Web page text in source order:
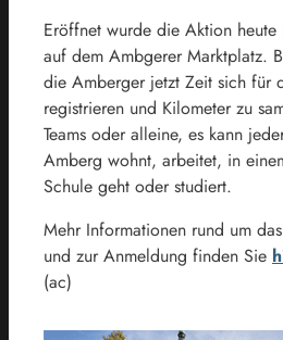
Eröffnet wurde die Aktion
auf dem Ambgerer Marktplatz.
die Amberger jetzt Zeit sich für
registrieren und Kilometer zu
Teams oder alleine, es kann
Amberg wohnt, arbeitet, in
Schule geht oder studiert.
Mehr Informationen rund um
und zur Anmeldung finden Sie
(ac)